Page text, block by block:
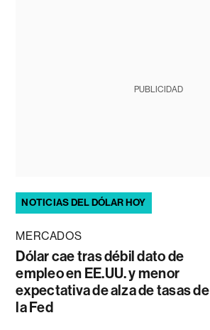
PUBLICIDAD
NOTICIAS DEL DÓLAR HOY
MERCADOS
Dólar cae tras débil dato de
empleo en EE.UU. y menor
expectativa de alza de tasas de
la Fed